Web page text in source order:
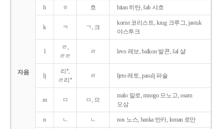
자음
h ㅎ 흐 hitan 히탄, šah 샤흐
k ㅋ ㄱ, 크
korist 코리스트, krug 크루그, jastuk
야스투크
l
ㄹ,
ㄹㄹ
ㄹ levo 레보, balkon 발콘, šal 샬
lj
리*,
ㄹ리*
ㄹ ljeto 레토, pasulj 파술
m ㅁ ㅁ, 므
malo 말로, mnogo 므노고, osam
오삼
n ㄴ ㄴ nos 노스, banka 반카, loman 로만